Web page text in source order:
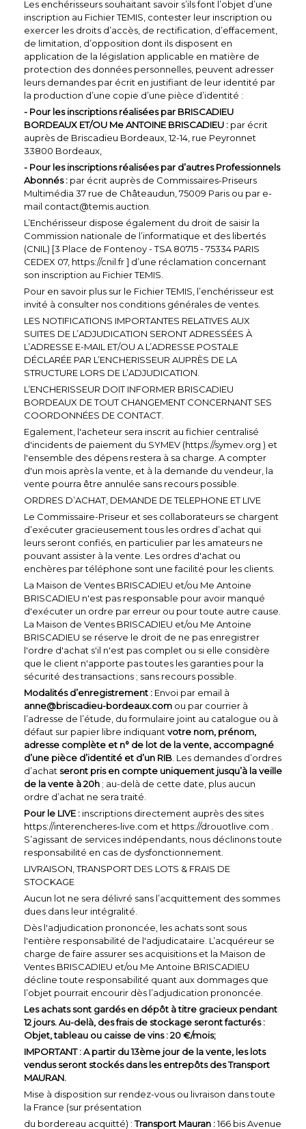
Les enchérisseurs souhaitant savoir s’ils font l’objet d’une
inscription au Fichier TEMIS, contester leur inscription ou
exercer les droits d’accès, de rectification, d’effacement,
de limitation, d’opposition dont ils disposent en
application de la législation applicable en matière de
protection des données personnelles, peuvent adresser
leurs demandes par écrit en justifiant de leur identité par
la production d’une copie d’une pièce d’identité :
- Pour les inscriptions réalisées par BRISCADIEU
BORDEAUX ET/OU Me ANTOINE BRISCADIEU : par écrit
auprès de Briscadieu Bordeaux, 12-14, rue Peyronnet
33800 Bordeaux,
- Pour les inscriptions réalisées par d’autres Professionnels
Abonnés : par écrit auprès de Commissaires-Priseurs
Multimédia 37 rue de Châteaudun, 75009 Paris ou par e-
mail contact@temis.auction.
L’Enchérisseur dispose également du droit de saisir la
Commission nationale de l’informatique et des libertés
(CNIL) [3 Place de Fontenoy - TSA 80715 - 75334 PARIS
CEDEX 07, https://cnil.fr] d’une réclamation concernant
son inscription au Fichier TEMIS.
Pour en savoir plus sur le Fichier TEMIS, l’enchérisseur est
invité à consulter nos conditions générales de ventes.
LES NOTIFICATIONS IMPORTANTES RELATIVES AUX
SUITES DE L’ADJUDICATION SERONT ADRESSÉES À
L’ADRESSE E-MAIL ET/OU A L’ADRESSE POSTALE
DÉCLARÉE PAR L’ENCHERISSEUR AUPRÈS DE LA
STRUCTURE LORS DE L’ADJUDICATION.
L’ENCHERISSEUR DOIT INFORMER BRISCADIEU
BORDEAUX DE TOUT CHANGEMENT CONCERNANT SES
COORDONNÉES DE CONTACT.
Egalement, l'acheteur sera inscrit au fichier centralisé
d'incidents de paiement du SYMEV (https://symev.org ) et
l'ensemble des dépens restera à sa charge. A compter
d'un mois après la vente, et à la demande du vendeur, la
vente pourra être annulée sans recours possible.
ORDRES D’ACHAT, DEMANDE DE TELEPHONE ET LIVE
Le Commissaire-Priseur et ses collaborateurs se chargent
d’exécuter gracieusement tous les ordres d’achat qui
leurs seront confiés, en particulier par les amateurs ne
pouvant assister à la vente. Les ordres d'achat ou
enchères par téléphone sont une facilité pour les clients.
La Maison de Ventes BRISCADIEU et/ou Me Antoine
BRISCADIEU n'est pas responsable pour avoir manqué
d'exécuter un ordre par erreur ou pour toute autre cause.
La Maison de Ventes BRISCADIEU et/ou Me Antoine
BRISCADIEU se réserve le droit de ne pas enregistrer
l'ordre d'achat s'il n'est pas complet ou si elle considère
que le client n'apporte pas toutes les garanties pour la
sécurité des transactions ; sans recours possible.
Modalités d’enregistrement : Envoi par email à
anne@briscadieu-bordeaux.com ou par courrier à
l’adresse de l’étude, du formulaire joint au catalogue ou à
défaut sur papier libre indiquant votre nom, prénom,
adresse complète et n° de lot de la vente, accompagné
d’une pièce d’identité et d’un RIB . Les demandes d’ordres
d’achat seront pris en compte uniquement jusqu’à la veille
de la vente à 20h ; au-delà de cette date, plus aucun
ordre d’achat ne sera traité.
Pour le LIVE : inscriptions directement auprès des sites
https://interencheres-live.com et https://drouotlive.com
S’agissant de services indépendants, nous déclinons toute
responsabilité en cas de dysfonctionnement.
LIVRAISON, TRANSPORT DES LOTS & FRAIS DE
STOCKAGE
Aucun lot ne sera délivré sans l’acquittement des sommes
dues dans leur intégralité.
Dès l'adjudication prononcée, les achats sont sous
l'entière responsabilité de l'adjudicataire. L’acquéreur se
charge de faire assurer ses acquisitions et la Maison de
Ventes BRISCADIEU et/ou Me Antoine BRISCADIEU
décline toute responsabilité quant aux dommages que
l’objet pourrait encourir dès l’adjudication prononcée.
Les achats sont gardés en dépôt à titre gracieux pendant
12 jours. Au-delà, des frais de stockage seront facturés :
Objet, tableau ou caisse de vins : 20 €/mois;
IMPORTANT : A partir du 13ème jour de la vente, les lots
vendus seront stockés dans les entrepôts des Transport
MAURAN.
Mise à disposition sur rendez-vous ou livraison dans toute
la France (sur présentation
du bordereau acquitté) :Transport Mauran :166 bis Avenue